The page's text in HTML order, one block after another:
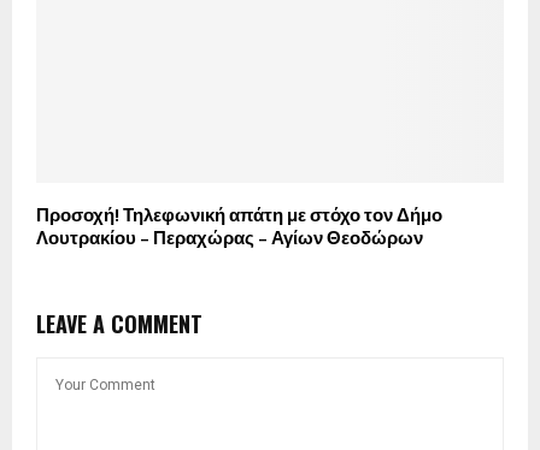
Προσοχή! Τηλεφωνική απάτη με στόχο τον Δήμο
Λουτρακίου – Περαχώρας – Αγίων Θεοδώρων
LEAVE A COMMENT